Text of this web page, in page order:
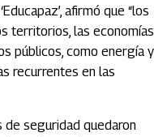
afirmó que “los
territorios, las economías
públicos, como energía y
recurrentes en las
de seguridad quedaron